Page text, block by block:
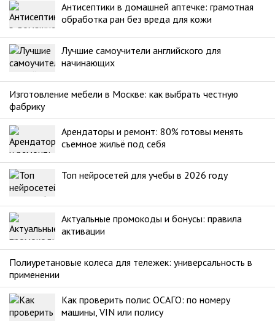
Антисептики в домашней аптечке: грамотная
обработка ран без вреда для кожи
Лучшие самоучители английского для
начинающих
Изготовление мебели в Москве: как выбрать честную
фабрику
Арендаторы и ремонт: 80% готовы менять
съемное жильё под себя
Топ нейросетей для учебы в 2026 году
Актуальные промокоды и бонусы: правила
активации
Полиуретановые колеса для тележек: универсальность в
применении
Как проверить полис ОСАГО: по номеру
машины, VIN или полису